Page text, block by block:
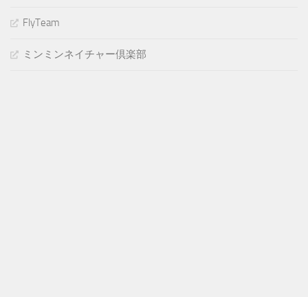
FlyTeam
ミンミンネイチャー倶楽部